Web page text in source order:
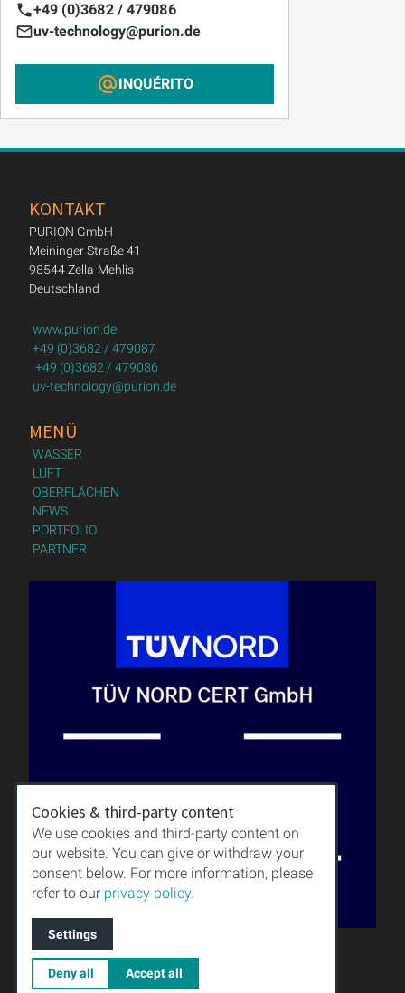
+49 (0)3682 / 479086
uv-technology@purion.de
INQUÉRITO
KONTAKT
PURION GmbH
Meininger Straße 41
98544 Zella-Mehlis
Deutschland
www.purion.de
+49 (0)3682 / 479087
+49 (0)3682 / 479086
uv-technology@purion.de
MENÜ
WASSER
LUFT
OBERFLÄCHEN
NEWS
PORTFOLIO
PARTNER
QUALITÄT
WISSEN
DOWNLOAD
Cookies & third-party content
We use cookies and third-party content on
our website. You can give or withdraw your
consent below. For more information, please
refer to our privacy policy.
Settings
Deny all Accept all